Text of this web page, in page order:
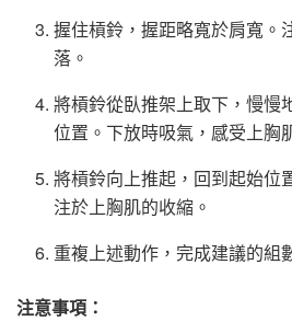
握住槓鈴，握距略寬於肩寬。
落。
將槓鈴從臥推架上取下，慢慢
位置。下放時吸氣，感受上胸
將槓鈴向上推起，回到起始位
注於上胸肌的收縮。
重複上述動作，完成建議的組
注意事項：